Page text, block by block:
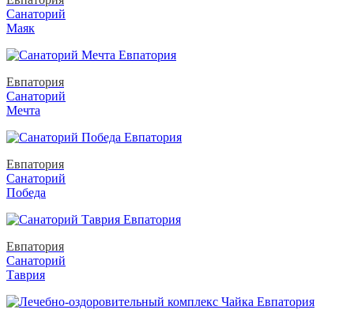
Санаторий
Маяк
Евпатория
Санаторий
Мечта
Евпатория
Санаторий
Победа
Евпатория
Санаторий
Таврия